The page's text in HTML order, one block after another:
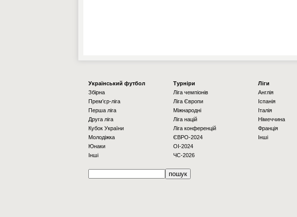
Українcький футбол
Збірна
Прем'єр-ліга
Перша ліга
Друга ліга
Кубок України
Молодіжка
Юнаки
Інші
Турніри
Ліга чемпіонів
Ліга Європи
Міжнародні
Ліга націй
Ліга конференцій
ЄВРО-2024
OI-2024
ЧС-2026
Ліги
Англія
Іспанія
Італія
Німеччина
Франція
Інші